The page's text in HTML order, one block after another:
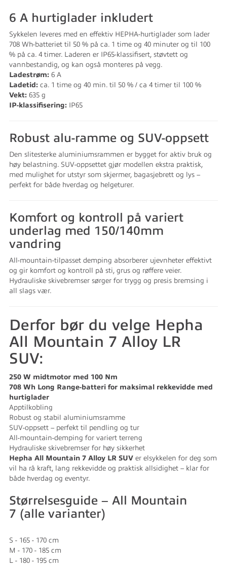
6 A hurtiglader inkludert
Sykkelen leveres med en effektiv HEPHA-hurtiglader som lader
708 Wh-batteriet til 50 % på ca. 1 time og 40 minuter og til 100
% på ca. 4 timer. Laderen er IP65-klassifisert, støvtett og
vannbestandig, og kan også monteres på vegg.
Ladestrøm: 6 A
Ladetid: ca. 1 time og 40 min. til 50 % / ca 4 timer til 100 %
Vekt: 635 g
IP-klassifisering: IP65
Robust alu-ramme og SUV-oppsett
Den slitesterke aluminiumsrammen er bygget for aktiv bruk og
høy belastning. SUV-oppsettet gjør modellen ekstra praktisk,
med mulighet for utstyr som skjermer, bagasjebrett og lys –
perfekt for både hverdag og helgeturer.
Komfort og kontroll på variert
underlag med 150/140mm
vandring
All-mountain-tilpasset demping absorberer ujevnheter effektivt
og gir komfort og kontroll på sti, grus og røffere veier.
Hydrauliske skivebremser sørger for trygg og presis bremsing i
all slags vær.
Derfor bør du velge Hepha
All Mountain 7 Alloy LR
SUV:
250 W midtmotor med 100 Nm
708 Wh Long Range-batteri for maksimal rekkevidde med
hurtiglader
Apptilkobling
Robust og stabil aluminiumsramme
SUV-oppsett – perfekt til pendling og tur
All-mountain-demping for variert terreng
Hydrauliske skivebremser for høy sikkerhet
Hepha All Mountain 7 Alloy LR SUV er elsykkelen for deg som
vil ha rå kraft, lang rekkevidde og praktisk allsidighet – klar for
både hverdag og eventyr.
Størrelsesguide – All Mountain
7 (alle varianter)
S - 165 - 170 cm
M - 170 - 185 cm
L - 180 - 195 cm